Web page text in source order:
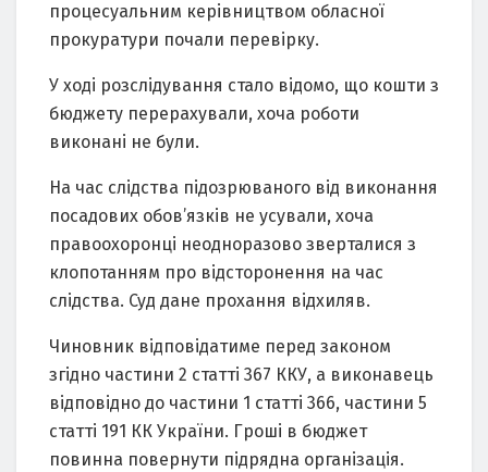
процесуальним керівництвом обласної
прокуратури почали перевірку.
У ході розслідування стало відомо, що кошти з
бюджету перерахували, хоча роботи
виконані не були.
На час слідства підозрюваного від виконання
посадових обов’язків не усували, хоча
правоохоронці неодноразово зверталися з
клопотанням про відсторонення на час
слідства. Суд дане прохання відхиляв.
Чиновник відповідатиме перед законом
згідно частини 2 статті 367 ККУ, а виконавець
відповідно до частини 1 статті 366, частини 5
статті 191 КК України. Гроші в бюджет
повинна повернути підрядна організація.